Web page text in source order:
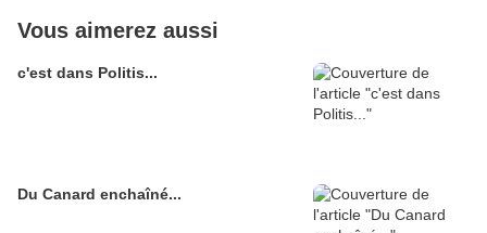
Vous aimerez aussi
c'est dans Politis...
Du Canard enchaîné...